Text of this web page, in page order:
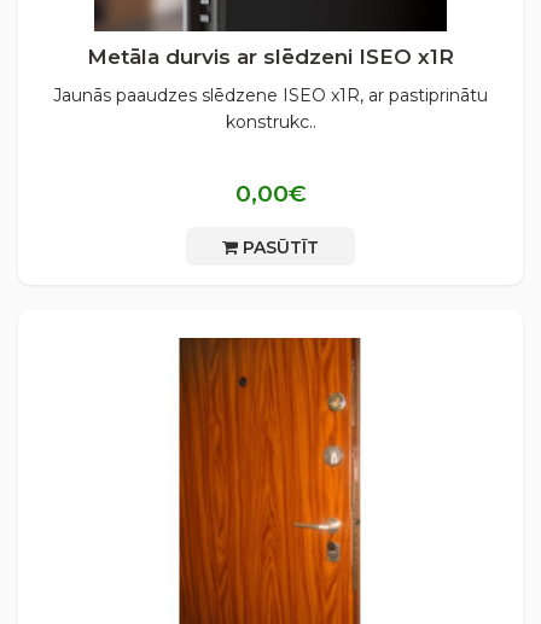
Metāla durvis ar slēdzeni ISEO x1R
Jaunās paaudzes slēdzene ISEO x1R, ar pastiprinātu
konstrukc..
0,00€
PASŪTĪT